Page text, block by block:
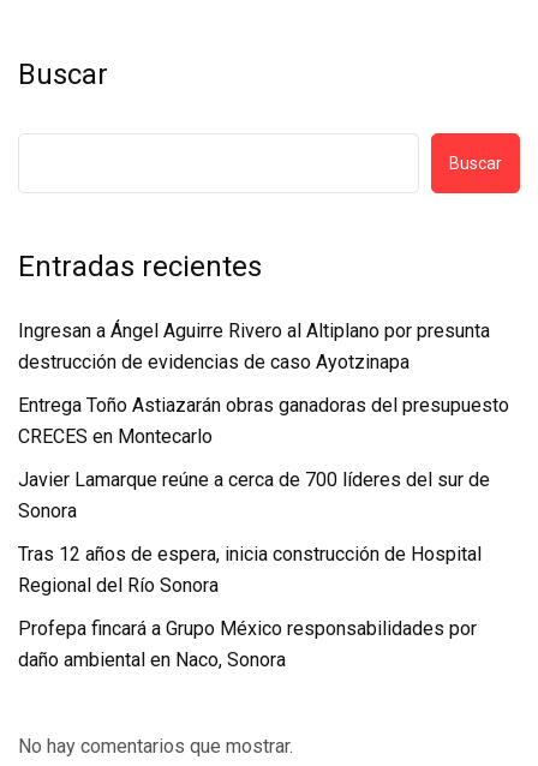
Buscar
Buscar
Entradas recientes
Ingresan a Ángel Aguirre Rivero al Altiplano por presunta
destrucción de evidencias de caso Ayotzinapa
Entrega Toño Astiazarán obras ganadoras del presupuesto
CRECES en Montecarlo
Javier Lamarque reúne a cerca de 700 líderes del sur de
Sonora
Tras 12 años de espera, inicia construcción de Hospital
Regional del Río Sonora
Profepa fincará a Grupo México responsabilidades por
daño ambiental en Naco, Sonora
No hay comentarios que mostrar.